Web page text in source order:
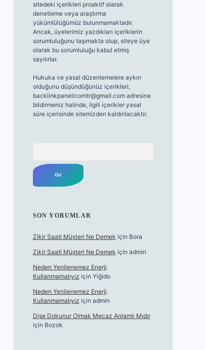
sitedeki içerikleri proaktif olarak
denetleme veya araştırma
yükümlülüğümüz bulunmamaktadır.
Ancak, üyelerimiz yazdıkları içeriklerin
sorumluluğunu taşımakta olup, siteye üye
olarak bu sorumluluğu kabul etmiş
sayılırlar.
Hukuka ve yasal düzenlemelere aykırı
olduğunu düşündüğünüz içerikleri,
backlinkpanelicomtr@gmail.comadresine
bildirmeniz halinde, ilgili içerikler yasal
süre içerisinde sitemizden kaldırılacaktır.
SON YORUMLAR
Zikir Saati Müşteri Ne Demek için Bora
Zikir Saati Müşteri Ne Demek için admin
Neden Yenilenemez Enerji
Kullanmamalıyız için Yiğido
Neden Yenilenemez Enerji
Kullanmamalıyız için admin
Dişe Dokunur Olmak Mecaz Anlamlı Mıdır
için Bozok